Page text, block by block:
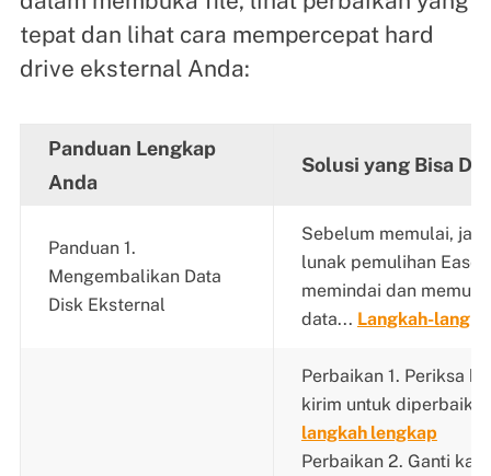
tepat dan lihat cara mempercepat hard
drive eksternal Anda:
Panduan Lengkap
Anda
Solusi yang Bisa
Panduan 1.
Mengembalikan Data
Disk Eksternal
Sebelum memulai,
lunak pemulihan
memindai dan
data... Langkah-
Perbaikan 1. Periksa
kirim untuk
langkah lengkap
Perbaikan 2. Ganti